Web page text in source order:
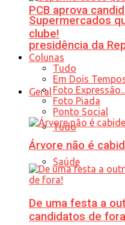
PCB aprova
presidência da
Geral
Tudo
Saúde
Supermercados
clube!
Colunas
Tudo
Em Dois
Foto
Foto Piada
Ponto Social
Árvore não é
De uma festa a
candidatos de